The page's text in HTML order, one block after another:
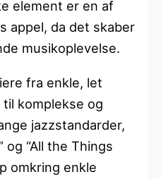
element er en af
appel, da det skaber
musikoplevelse.
fra enkle, let
komplekse og
jazzstandarder,
og “All the Things
omkring enkle